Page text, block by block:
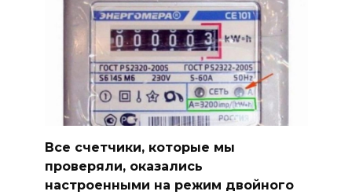
Все счетчики, которые мы
проверяли, оказались
настроенными на режим двойного